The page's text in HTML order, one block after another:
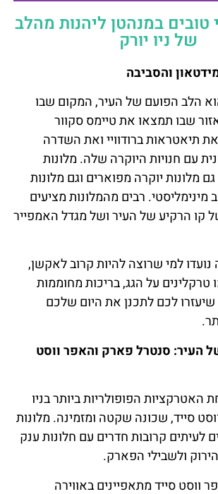
The Whitby
המלון
- לחצו כאן
טובים במנהטן ליהנות מהלב
של ניו יורק
והסביבה
הלב הפועם של העיר, המקום שבו
שבו תמצאו את טיימס סקוור
תיאטראות ברודוויי ואת השדרה
עם חנויות היוקרה שלה. מלונות
מלונות יוקרה מפוארים וגם מלונות
מינימליסטי. רבים מהמלונות מציעים
קו הרקיע של העיר ושל מגדל האמפייר
נועדו למי שרוצה להיות קרוב לאקשן,
טרקלינים על הגג, בריכות מחוממות
שיעזרו לכם לתכנן את היום שלכם
העיר: סנטרל פארק והאפר ווסט
הפופולריות ביותר בניו
סייד, שכונה שקטה ומזמינה. מלונות
לעיתים קרובות חדרים עם חלונות ענק
ולשבילי הפארק.
ווסט סייד מתאפיינים באווירה